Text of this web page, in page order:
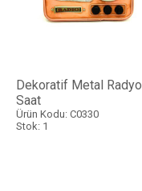
Dekoratif Metal Radyo
Saat
Ürün Kodu: C0330
Stok: 1